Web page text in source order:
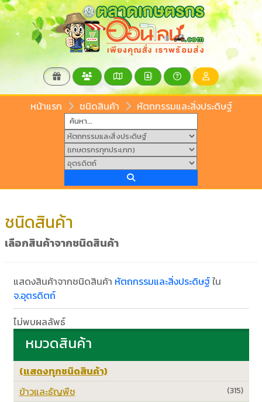
หน้าแรก ชนิดสินค้า หัตถกรรมและสิ่งประดิษฐ์
ชนิดสินค้า
เลือกสินค้าจากชนิดสินค้า
แสดงสินค้าจากชนิดสินค้า หัตถกรรมและสิ่งประดิษฐ์ใน
จ.อุตรดิตถ์
ไม่พบผลลัพธ์
หมวดสินค้า
(แสดงทุกชนิดสินค้า)
(315)
ข้าวและธัญพืช